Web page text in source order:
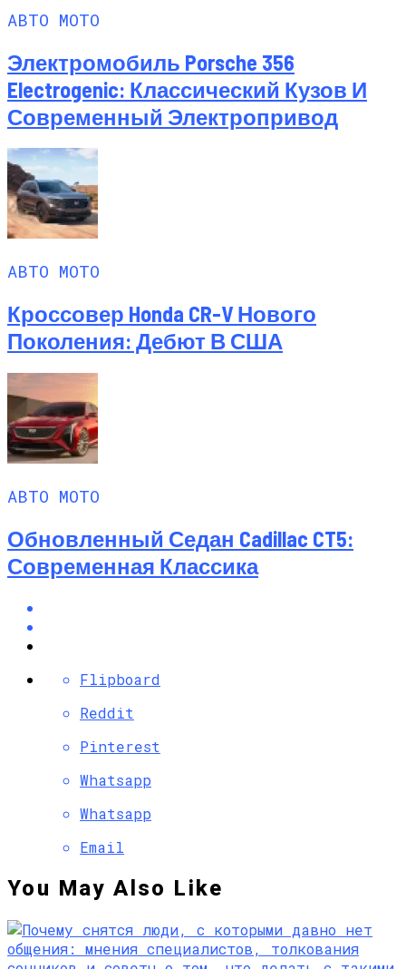
АВТО МОТО
Электромобиль Porsche 356
Electrogenic: Классический Кузов И
Современный Электропривод
АВТО МОТО
Кроссовер Honda CR-V Нового
Поколения: Дебют В США
АВТО МОТО
Обновленный Седан Cadillac CT5:
Современная Классика
Flipboard
Reddit
Pinterest
Whatsapp
Whatsapp
Email
You May Also Like